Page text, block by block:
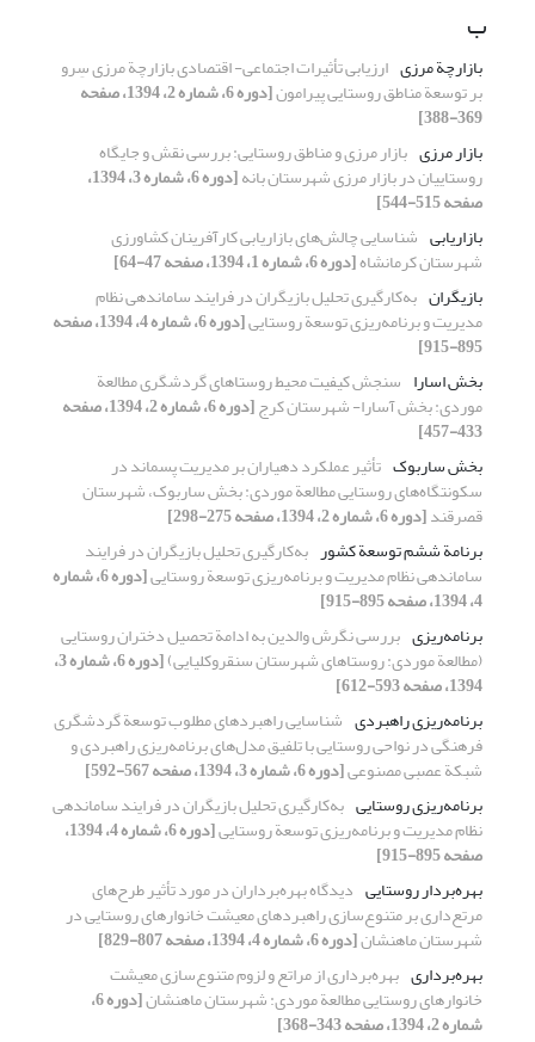
ب
بازارچة مرزی ارزیابی تأثیرات اجتماعی- اقتصادی بازارچة مرزی سِرو
بر توسعة مناطق روستایی پیرامون [دوره 6، شماره 2، 1394، صفحه
369-388]
بازار مرزی بازار مرزی و مناطق روستایی: بررسی نقش و جایگاه
روستاییان در بازار مرزی شهرستان بانه [دوره 6، شماره 3، 1394،
صفحه 515-544]
بازاریابی شناسایی چالش‌های بازاریابی کارآفرینان کشاورزی
شهرستان کرمانشاه[دوره 6، شماره 1، 1394، صفحه 47-64]
بازیگران به‌کارگیری تحلیل بازیگران در فرایند ساماندهی نظام
مدیریت و برنامه‌ریزی توسعة روستایی [دوره 6، شماره 4، 1394، صفحه
895-915]
بخش اسارا سنجش کیفیت محیط روستاهای گردشگری مطالعة
موردی: بخش آسارا- شهرستان کرج [دوره 6، شماره 2، 1394، صفحه
433-457]
بخش ساربوک تأثیر عملکرد دهیاران بر مدیریت پسماند در
سکونتگاه‌های روستایی مطالعة موردی: بخش ساربوک، شهرستان
قصرقند[دوره 6، شماره 2، 1394، صفحه 275-298]
برنامة ششم توسعة کشور به‌کارگیری تحلیل بازیگران در فرایند
ساماندهی نظام مدیریت و برنامه‌ریزی توسعة روستایی [دوره 6، شماره
4، 1394، صفحه 895-915]
برنامه‌ریزی بررسی نگرش والدین به ادامة تحصیل دختران روستایی
(مطالعة موردی: روستاهای شهرستان سنقروکلیایی) [دوره 6، شماره 3،
1394، صفحه 593-612]
برنامه‌ریزی راهبردی شناسایی راهبردهای مطلوب توسعة گردشگری
فرهنگی در نواحی روستایی با تلفیق مدل‌های برنامه‌ریزی راهبردی و
شبکة عصبی مصنوعی[دوره 6، شماره 3، 1394، صفحه 567-592]
برنامه‌ریزی روستایی به‌کارگیری تحلیل بازیگران در فرایند ساماندهی
نظام مدیریت و برنامه‌ریزی توسعة روستایی [دوره 6، شماره 4، 1394،
صفحه 895-915]
بهره‌بردار روستایی دیدگاه بهره‌برداران در مورد تأثیر طرح‌های
مرتع‌داری بر متنوع‌‌‌‌‌‌سازی راهبردهای معیشت خانوارهای روستایی در
شهرستان ماهنشان[دوره 6، شماره 4، 1394، صفحه 807-829]
بهره‌برداری بهره‌برداری از مراتع و لزوم متنوع‌سازی معیشت
خانوارهای روستایی مطالعة موردی: شهرستان ماهنشان [دوره 6،
شماره 2، 1394، صفحه 343-368]